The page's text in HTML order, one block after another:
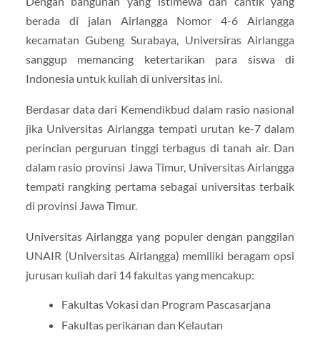
berada di jalan Airlangga Nomor 4-6 Airlangga
kecamatan Gubeng Surabaya, Universiras Airlangga
sanggup memancing ketertarikan para siswa di
Indonesia untuk kuliah di universitas ini.
Berdasar data dari Kemendikbud dalam rasio nasional
jika Universitas Airlangga tempati urutan ke-7 dalam
perincian perguruan tinggi terbagus di tanah air. Dan
dalam rasio provinsi Jawa Timur, Universitas Airlangga
tempati rangking pertama sebagai universitas terbaik
di provinsi Jawa Timur.
Universitas Airlangga yang populer dengan panggilan
UNAIR (Universitas Airlangga) memiliki beragam opsi
jurusan kuliah dari 14 fakultas yang mencakup:
Fakultas Vokasi dan Program Pascasarjana
Fakultas perikanan dan Kelautan